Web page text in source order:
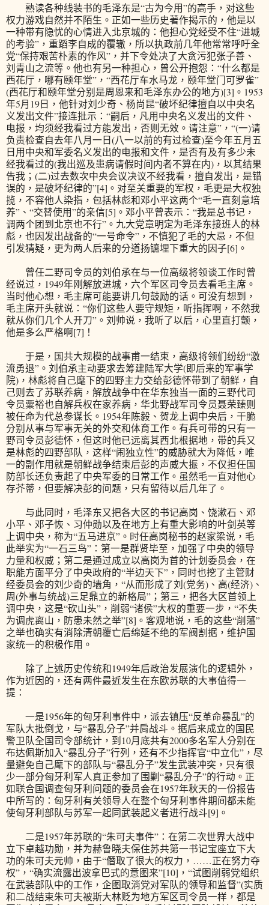
熟读各种线装书的毛泽东是“古为今用”的高手，对这些
权力游戏自然并不陌生。正如一些历史著作揭示的，他是以
一种带有隐忧的心情进入北京城的：他担心党经受不住“进城
的考验”，重蹈李自成的覆辙，所以执政前几年他常常呼吁全
党“保持艰苦朴素的作风”，并下令处决了大贪污犯张子善、
刘青山之流等。他也有另一种担心，曾公开抱怨：“什么都是
西花厅，哪有颐年堂”，“西花厅车水马龙，颐年堂门可罗雀”
(西花厅和颐年堂分别是周恩来和毛泽东办公的地方)[3]。1953
年5月19日，他针对刘少奇、杨尚昆“破坏纪律擅自以中央名
义发出文件”接连批示：“嗣后，凡用中央名义发出的文件、
电报，均须经我看过方能发出，否则无效。请注意”，“(一)请
负责检查自去年八月一日(八一以前的有过检查)至今年五月五
日用中央和军委名义发出的电报和文件，是否有及有多少未
经我看过的(我出巡及患病请假时间内者不算在内)，以其结果
告我；(二)过去数次中央会议决议不经我看，擅自发出，是错
误的，是破坏纪律的”[4]。对至关重要的军权，毛更是大权独
揽，不容他人染指，包括林彪和邓小平这两个“毛一直刻意培
养”、“交替使用”的亲信[5]。邓小平曾表示：“我是总书记，
调两个团到北京也不行”。九大党章明定为毛泽东接班人的林
彪，也因发出战备的“一号命令”，不慎犯了毛的大忌，不但
引发猜疑，更为两人后来的分道扬镳埋下重大的因子[6]。
曾任二野司令员的刘伯承在与一位高级将领谈工作时曾
经说过，1949年刚解放进城，六个军区司令员去看毛主席。
当时他心想，毛主席可能要讲几句鼓励的话。可没有想到，
毛主席开头就说：“你们这些人要守规矩，听指挥啊，不然我
就从你们几个人开刀”。刘帅说，我听了以后，心里直打颤，
他是多么严格啊[7]！
于是，国共大规模的战事甫一结束，高级将领们纷纷“激
流勇退”。刘伯承主动要求去筹建陆军大学(即后来的军事学
院)，林彪将自己麾下的四野主力交给彭德怀带到了朝鲜，自
己则去了苏联养病，解放战争中在华东独当一面的三野代司
令员粟裕也自解兵权在家养病，华北野战军司令员聂荣臻则
被任命为代总参谋长。1954年陈毅、贺龙上调中央后，干脆
分别从事与军事无关的外交和体育工作。有兵可带的只有一
野司令员彭德怀，但这时他已远离其西北根据地，带的兵又
是林彪的四野部队，这样“闹独立性”的威胁就大为降低，唯
一的副作用就是朝鲜战争结束后彭的声威大振，不仅担任国
防部长还负责起了中央军委的日常工作。虽然毛一直对他心
存芥蒂，但要解决彭的问题，只有留待以后几年了。
与此同时，毛泽东又把各大区的书记高岗、饶漱石、邓
小平、邓子恢、习仲勋以及在地方上有重大影响的叶剑英等
上调中央，称为“五马进京”。时任高岗秘书的赵家梁说，毛
此举实为“一石三鸟”：第一是群贤毕至，加强了中央的领导
力量和权威；第二是通过成立以高岗为首的计划委员会，在
职能方面平分了中央政府的“半边天下”，同时也挖了主管财
经委员会的刘少奇的墙角，“从而形成了刘(党务)、高(经济)、
周(外事与统战)三足鼎立的新格局”；第三，把各大区首领上
调中央，这是“砍山头”，削弱“诸侯”大权的重要一步，“不失
为调虎离山，防患未然之举”[8]。客观地说，毛的这些“削藩”
之举也确实有消除清朝覆亡后绵延不绝的军阀割据，维护国
家统一的积极作用。
除了上述历史传统和1949年后政治发展演化的逻辑外，
作为近因的，还有两件最近发生在东欧苏联的大事值得一
提：
一是1956年的匈牙利事件中，派去镇压“反革命暴乱”的
军队大批倒戈，与“暴乱分子”并肩战斗。据后来成立的国民
警卫队全国司令部统计，到10月底共有2000多名军人分别在
布达佩斯加入“暴乱分子”行列，还有不少指挥官“中立化”，尽
量避免自己麾下的部队与“暴乱分子”发生武装冲突，只有很
少一部分匈牙利军人真正参加了围剿“暴乱分子”的行动。正
如联合国调查匈牙利问题的委员会在1957年秋天的一份报告
中所写的：匈牙利有关领导人在整个匈牙利事件期间都未能
使匈牙利部队与苏军一起同武装起义者进行战斗[9]。
二是1957年苏联的“朱可夫事件”：在第二次世界大战中
立下卓越功勋，并为赫鲁晓夫保住苏共第一书记宝座立下大
功的朱可夫元帅，由于“僭取了很大的权力，……正在努力夺
权”，“确实流露出波拿巴式的意图来”[10]，“试图削弱党组织
在武装部队中的工作，企图取消党对军队的领导和监督”(实质
和二战结束朱可夫被斯大林贬为地方军区司令员一样，都是